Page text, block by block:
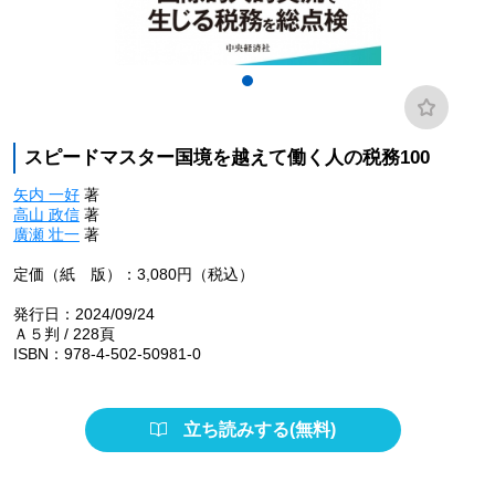
スピードマスター国境を越えて働く人の税務100
矢内 一好著
高山 政信著
廣瀬 壮一著
定価（紙 版）：3,080円（税込）
発行日：2024/09/24
Ａ５判 / 228頁
ISBN：978-4-502-50981-0
立ち読みする(無料)